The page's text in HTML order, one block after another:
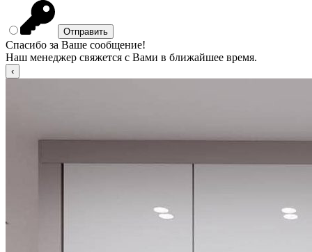
Спасибо за Ваше сообщение!
Наш менеджер свяжется с Вами в ближайшее время.